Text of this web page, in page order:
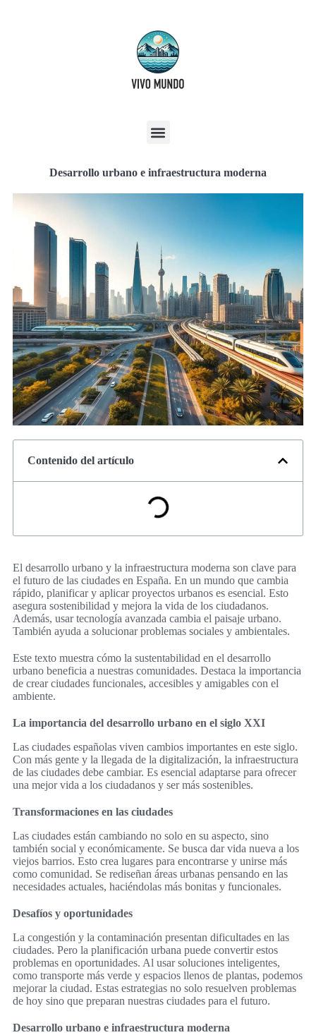
Desarrollo urbano e infraestructura moderna
Contenido del artículo
El desarrollo urbano y la infraestructura moderna son clave para
el futuro de las ciudades en España. En un mundo que cambia
rápido, planificar y aplicar proyectos urbanos es esencial. Esto
asegura sostenibilidad y mejora la vida de los ciudadanos.
Además, usar tecnología avanzada cambia el paisaje urbano.
También ayuda a solucionar problemas sociales y ambientales.
Este texto muestra cómo la sustentabilidad en el desarrollo
urbano beneficia a nuestras comunidades. Destaca la importancia
de crear ciudades funcionales, accesibles y amigables con el
ambiente.
La importancia del desarrollo urbano en el siglo XXI
Las ciudades españolas viven cambios importantes en este siglo.
Con más gente y la llegada de la digitalización, la infraestructura
de las ciudades debe cambiar. Es esencial adaptarse para ofrecer
una mejor vida a los ciudadanos y ser más sostenibles.
Transformaciones en las ciudades
Las ciudades están cambiando no solo en su aspecto, sino
también social y económicamente. Se busca dar vida nueva a los
viejos barrios. Esto crea lugares para encontrarse y unirse más
como comunidad. Se rediseñan áreas urbanas pensando en las
necesidades actuales, haciéndolas más bonitas y funcionales.
Desafíos y oportunidades
La congestión y la contaminación presentan dificultades en las
ciudades. Pero la planificación urbana puede convertir estos
problemas en oportunidades. Al usar soluciones inteligentes,
como transporte más verde y espacios llenos de plantas, podemos
mejorar la ciudad. Estas estrategias no solo resuelven problemas
de hoy sino que preparan nuestras ciudades para el futuro.
Desarrollo urbano e infraestructura moderna